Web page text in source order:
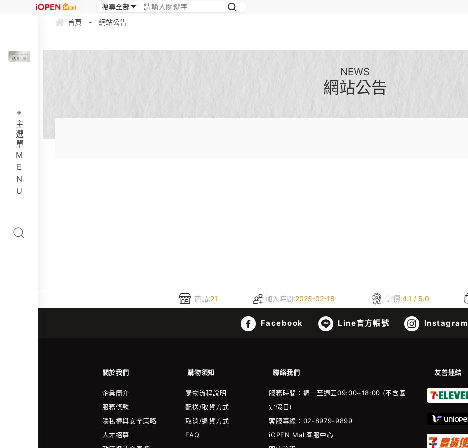
主選單MENU
首頁 - 網站公告
NEWS
網站公告
商品:21 加入時間:2025-02-18 評價:4.1 / 5.0
Facebook Line官方帳號 Instagram
關於我們 購物須知 聯絡我們 友善連結
企業簡介
服務條款
隱私權與安全策略
人才招募
購物流程說明
配送/取貨方式
取消/退貨方式
FAQ
服務時間：週一至週五09:00~18:00 (不含國
定假日)
客服專線：02-8979-9899
iOPEN Mall客服中心